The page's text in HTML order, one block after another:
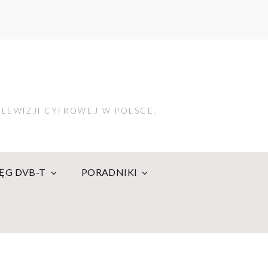
CYFROWEJ W POLSCE.
DVB-T PORADNIKI